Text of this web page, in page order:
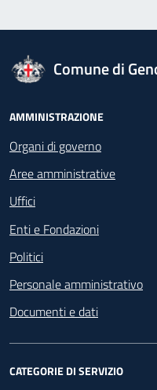
logo Unione Europea
Comune di
Footer -
AMMINISTRAZIONE
Organi di governo
Aree amministrative
Uffici
Enti e Fondazioni
Politici
Personale amministrativo
Documenti e dati
CATEGORIE DI SERVIZIO